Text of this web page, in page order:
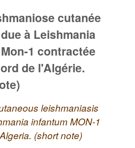
cutanée
à Leishmania
1 contractée
de l'Algérie.
leishmaniasis
infantum MON-1
(short note)